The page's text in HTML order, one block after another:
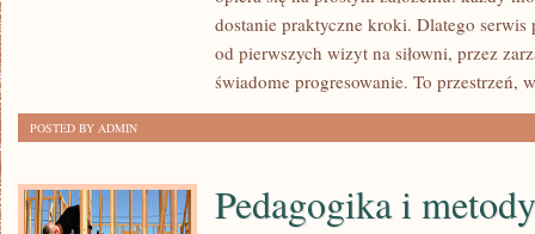
dostanie praktyczne kroki. Dlatego
od pierwszych wizyt na siłowni, przez
świadome progresowanie. To przestrzeń,
POSTED BY ADMIN
Pedagogika i